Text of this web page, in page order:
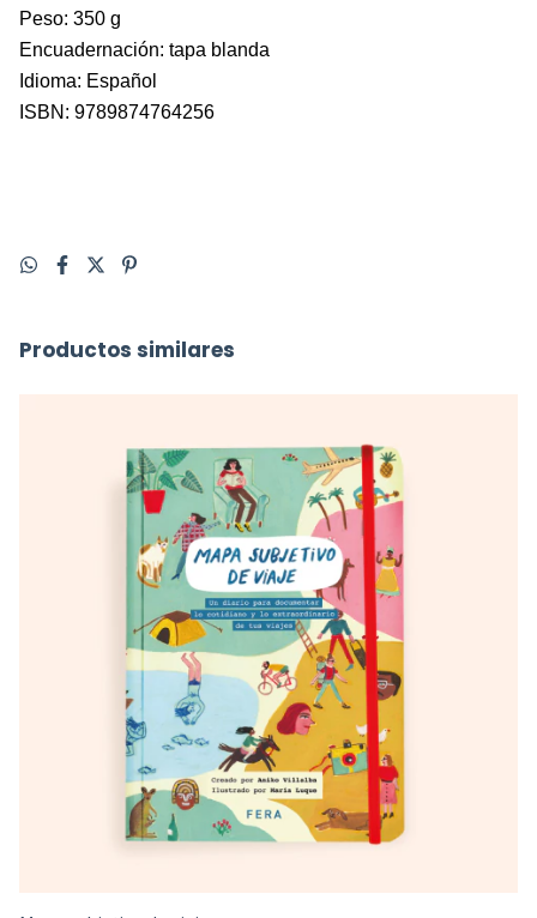
Peso: 350 g
Encuadernación: tapa blanda
Idioma: Español
ISBN: 9789874764256
Productos similares